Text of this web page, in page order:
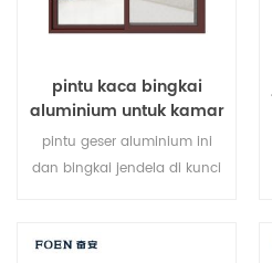
pintu kaca bingkai
aluminium untuk kamar
mandi internal
pintu geser aluminium ini
dan bingkai jendela di kunci
anti-pencurian sangat baik.